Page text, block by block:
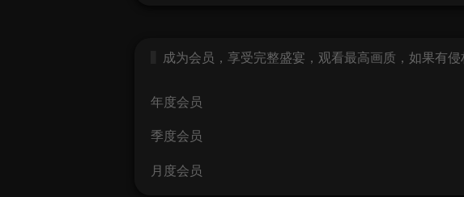
成为会员，享受完整盛宴，观看最高画质，如果有
年度会员
季度会员
月度会员